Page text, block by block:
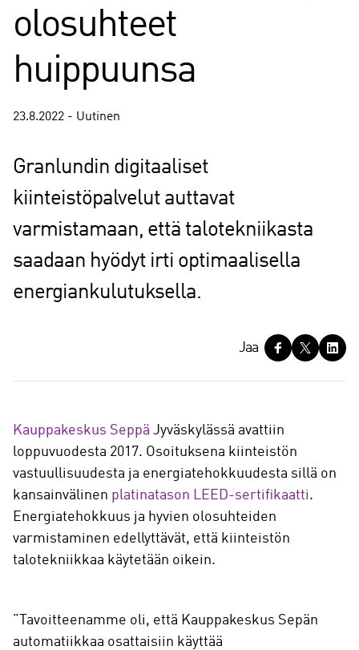
olosuhteet
huippuunsa
23.8.2022 - Uutinen
Granlundin digitaaliset
kiinteistöpalvelut auttavat
varmistamaan, että talotekniikasta
saadaan hyödyt irti optimaalisella
energiankulutuksella.
a
Jaa
Kauppakeskus Seppä Jyväskylässä avattiin
loppuvuodesta 2017. Osoituksena kiinteistön
vastuullisuudesta ja energiatehokkuudesta sillä on
kansainvälinen platinatason LEED-sertifikaatti.
Energiatehokkuus ja hyvien olosuhteiden
varmistaminen edellyttävät, että kiinteistön
talotekniikkaa käytetään oikein.
”Tavoitteenamme oli, että Kauppakeskus Sepän
automatiikkaa osattaisiin käyttää